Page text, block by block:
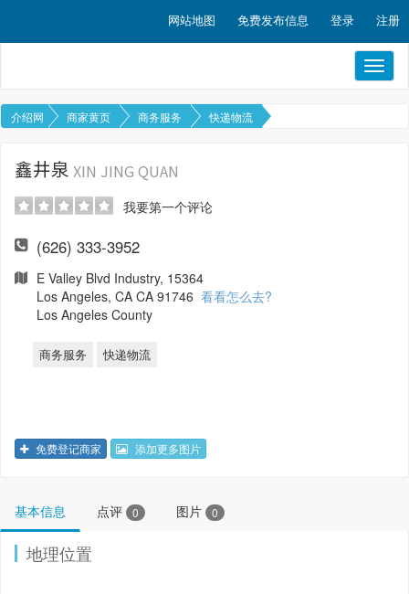
网站地图 免费发布信息 登录 注册
介绍网 商家黄页 商务服务 快递物流
鑫井泉 XIN JING QUAN
我要第一个评论
(626) 333-3952
E Valley Blvd Industry, 15364
Los Angeles, CA CA 91746 看看怎么去?
Los Angeles County
商务服务 快递物流
免费登记商家 添加更多图片
基本信息 点评 0 图片 0
地理位置